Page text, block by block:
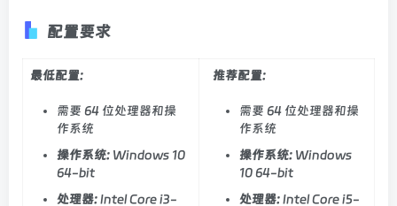
配置要求
最低配置:
需要 64 位处理器和操
作系统
操作系统: Windows 10
64-bit
处理器:Intel Core i3-
推荐配置:
需要 64 位处理器和操
作系统
操作系统: Windows
10 64-bit
处理器:Intel Core i5-